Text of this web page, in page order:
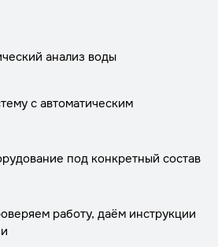
анализ воды
с автоматическим
под конкретный состав
работу, даём инструкции